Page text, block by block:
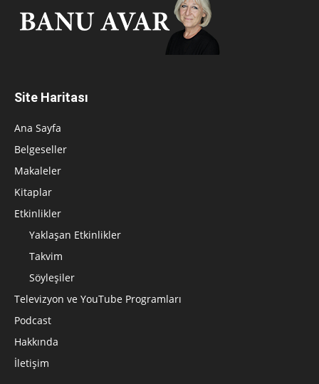
Site Haritası
Ana Sayfa
Belgeseller
Makaleler
Kitaplar
Etkinlikler
Yaklaşan Etkinlikler
Takvim
Söyleşiler
Televizyon ve YouTube Programları
Podcast
Hakkında
İletişim